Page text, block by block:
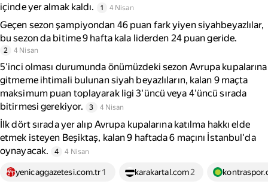
içinde yer almak kaldı.
1 4 Nisan
Geçen sezon şampiyondan 46 puan fark yiyen siyahbeyazlılar,
bu sezon da bitime 9 hafta kala liderden 24 puan geride.
2 4 Nisan
5'inci olması durumunda önümüzdeki sezon Avrupa kupalarına
gitmeme ihtimali bulunan siyah beyazlıların, kalan 9 maçta
maksimum puan toplayarak ligi 3'üncü veya 4'üncü sırada
bitirmesi gerekiyor.
3 4 Nisan
İlk dört sırada yer alıp Avrupa kupalarına katılma hakkı elde
etmek isteyen Beşiktaş, kalan 9 haftada 6 maçını İstanbul'da
oynayacak.
4 4 Nisan
yenicaggazetesi.com.tr1 karakartal.com2